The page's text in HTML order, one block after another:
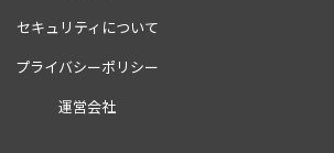
セキュリティについて
プライバシーポリシー
運営会社